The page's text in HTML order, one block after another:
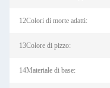
12Colori di morte adatti:
13Colore di pizzo:
14Materiale di base: